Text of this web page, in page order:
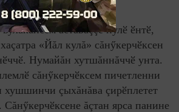
астăваççӗ пулӗ ӗнтӗ,
«Йăл кулă» сăнӳкерчӗксен
Нумайăн хутшăннăччӗ унта.
сăнӳкерчӗксем пичетленни
хушшинчи çыхăнăва çирӗплетет
ăçтан ярса панине